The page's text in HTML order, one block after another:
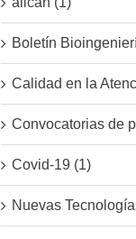
Boletín
Calidad en la
Convocatorias de
Covid-19 (1)
Nuevas